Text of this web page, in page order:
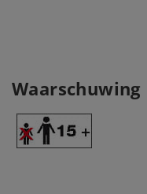
Waarschuwing